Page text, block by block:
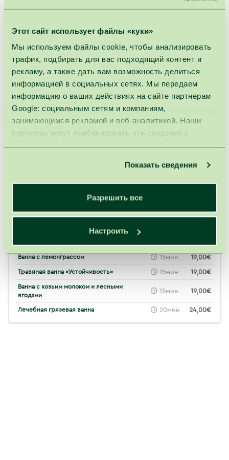
Этот сайт использует файлы «куки»
Мы используем файлы cookie, чтобы анализировать
трафик, подбирать для вас подходящий контент и
рекламу, а также дать вам возможность делиться
информацией в социальных сетях. Мы передаем
информацию о ваших действиях на сайте партнерам
Google: социальным сетям и компаниям,
занимающимся рекламой и веб-аналитикой. Наши
партнеры могут комбинировать эти сведения с
предоставленной вами информацией, а также
Показать сведения
Разрешить все
Настроить
Процедура не рекомендуется:
ДЛЯ БЕРЕМЕННЫХ ДЛЯ ДЕТЕЙ
Длительность : 15мин.
Внимание:Цены процедур действительны при условии
назначения SPA VILNIUS врачом. Без назначения врача цены
дополнительно облагаются 21% НДС.
Похожие процедуры
Ванна с лемонграссом 15мин . 19,00€
Травяная ванна «Устойчивость» 15мин . 19,00€
Ванна с козьим молоком и лесными
ягодами
15мин . 19,00€
Лечебная грязевая ванна 20мин . 24,00€